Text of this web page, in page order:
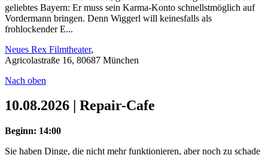
geliebtes Bayern: Er muss sein Karma-Konto schnellstmöglich auf
Vordermann bringen. Denn Wiggerl will keinesfalls als
frohlockender E...
Neues Rex Filmtheater,
Agricolastraße 16, 80687 München
Nach oben
10.08.2026 | Repair-Cafe
Beginn: 14:00
Sie haben Dinge, die nicht mehr funktionieren, aber noch zu schade